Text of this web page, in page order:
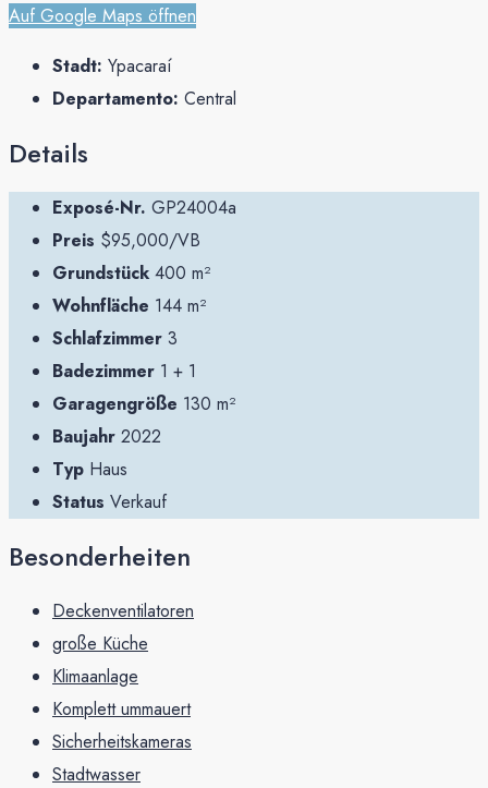
Auf Google Maps öffnen
Stadt: Ypacaraí
Departamento: Central
Details
Exposé-Nr. GP24004a
Preis $95,000/VB
Grundstück 400 m²
Wohnfläche 144 m²
Schlafzimmer 3
Badezimmer 1 + 1
Garagengröße 130 m²
Baujahr 2022
Typ Haus
Status Verkauf
Besonderheiten
Deckenventilatoren
große Küche
Klimaanlage
Komplett ummauert
Sicherheitskameras
Stadtwasser